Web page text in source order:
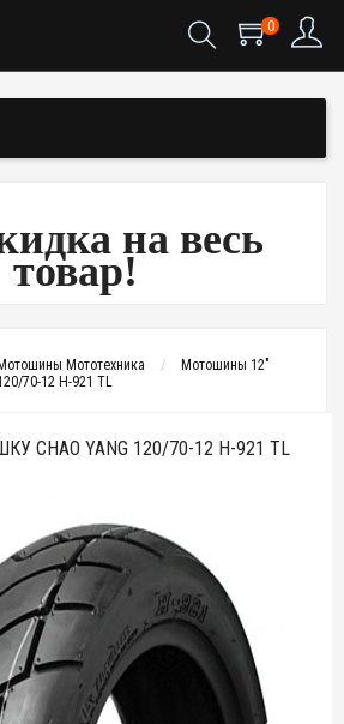
0
на весь
товар!
Мотошины Мототехника
Мотошины 12"
70-12 H-921 TL
CHAO YANG 120/70-12 H-921 TL